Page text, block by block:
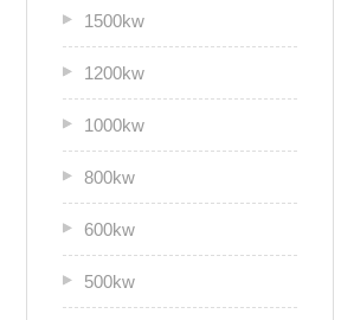
1500kw
1200kw
1000kw
800kw
600kw
500kw